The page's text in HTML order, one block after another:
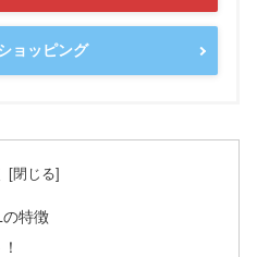
ョッピング
特徴